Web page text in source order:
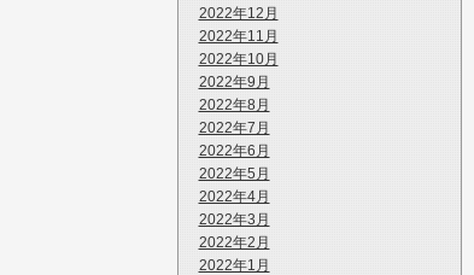
2022年12月
2022年11月
2022年10月
2022年9月
2022年8月
2022年7月
2022年6月
2022年5月
2022年4月
2022年3月
2022年2月
2022年1月